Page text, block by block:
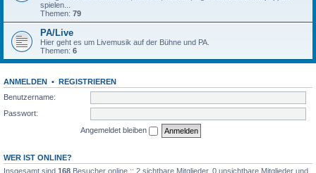
spielen...
Themen: 79
PA/Live
Hier geht es um Livemusik auf der Bühne und PA.
Themen: 6
ANMELDEN • REGISTRIEREN
Benutzername:
Passwort:
Angemeldet bleiben
WER IST ONLINE?
Insgesamt sind 168 Besucher online :: 2 sichtbare Mitglieder, 0 unsichtbare Mitglieder und